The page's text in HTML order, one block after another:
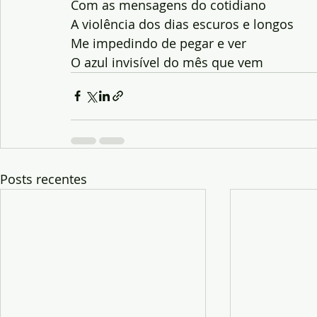
Com as mensagens do cotidiano
A violência dos dias escuros e longos
Me impedindo de pegar e ver
O azul invisível do mês que vem
Posts recentes